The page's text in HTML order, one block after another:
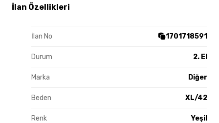
İlan Özellikleri
İlan No 1701718591
Durum 2. El
Marka Diğer
Beden XL/42
Renk Yeşil